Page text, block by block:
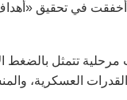
أخفقت في تحقيق
تتمثل بالضغط
العسكرية،